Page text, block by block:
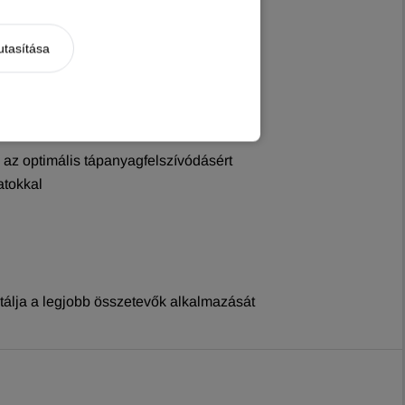
optimális tápanyagfelszívódásért
a legjobb összetevők alkalmazását